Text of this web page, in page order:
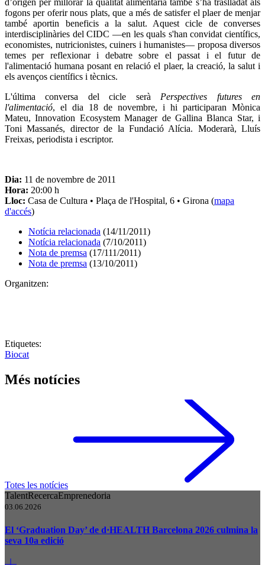
d’origen per millorar la qualitat alimentària també s’ha traslladat als
fogons per oferir nous plats, que a més de satisfer el plaer de menjar
també aportin beneficis a la salut. Aquest cicle de converses
interdisciplinàries del CIDC —en les quals s'han convidat científics,
economistes, nutricionistes, cuiners i humanistes— proposa diversos
temes per reflexionar i debatre sobre el passat i el futur de
l'alimentació humana posant en relació el plaer, la creació, la salut i
els avenços científics i tècnics.
L'última conversa del cicle seràPerspectives futures en
l'alimentació, el dia 18 de novembre, i hi participaran Mònica
Mateu, Innovation Ecosystem Manager de Gallina Blanca Star, i
Toni Massanés, director de la Fundació Alícia. Moderarà, Lluís
Freixas, periodista i escriptor.
Dia: 11 de novembre de 2011
Hora: 20:00 h
Lloc: Casa de Cultura • Plaça de l'Hospital, 6 • Girona (mapa
d'accés)
Notícia relacionada (14/11/2011)
Notícia relacionada (7/10/2011)
Nota de premsa (17/111/2011)
Nota de premsa (13/10/2011)
Organitzen:
Etiquetes:
Biocat
Més notícies
Totes les notícies
TalentRecercaEmprenedoria
03.06.2026
El ‘Graduation Day’ de d·HEALTH Barcelona 2026 culmina la
seva 10a edició